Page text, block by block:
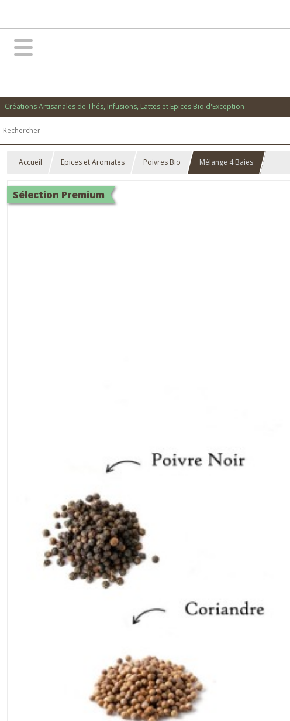
Créations Artisanales de Thés, Infusions, Lattes et Epices Bio d'Exception
Accueil Epices et Aromates Poivres Bio Mélange 4 Baies
Sélection Premium